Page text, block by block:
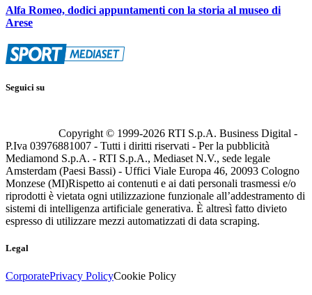
Alfa Romeo, dodici appuntamenti con la storia al museo di
Arese
Seguici su
Copyright © 1999-2026 RTI S.p.A. Business Digital -
P.Iva 03976881007 - Tutti i diritti riservati - Per la pubblicità
Mediamond S.p.A. - RTI S.p.A., Mediaset N.V., sede legale
Amsterdam (Paesi Bassi) - Uffici Viale Europa 46, 20093 Cologno
Monzese (MI)Rispetto ai contenuti e ai dati personali trasmessi e/o
riprodotti è vietata ogni utilizzazione funzionale all’addestramento di
sistemi di intelligenza artificiale generativa. È altresì fatto divieto
espresso di utilizzare mezzi automatizzati di data scraping.
Legal
CorporatePrivacy PolicyCookie Policy